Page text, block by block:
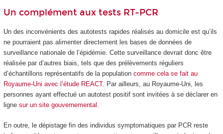
Un complément aux tests RT-PCR
Un des inconvénients des autotests rapides réalisés au domicile est qu’ils
ne pourraient pas alimenter directement les bases de données de
surveillance nationale de l’épidémie. Cette surveillance devrait donc être
réalisée par d’autres biais, tels que des prélèvements réguliers
d’échantillons représentatifs de la population comme cela se fait au
Royaume-Uni avec l’étude REACT. Par ailleurs, au Royaume-Uni, les
personnes ayant effectué un autotest positif sont invitées à se déclarer en
ligne sur un site gouvernemental .
En outre, le dépistage fin des individus symptomatiques par PCR reste